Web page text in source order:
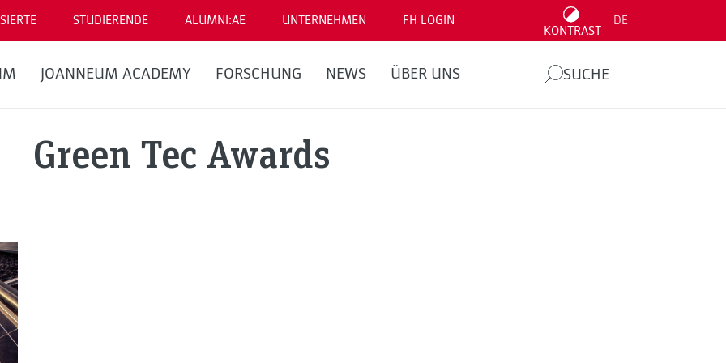
STUDIERENDE ALUMNI:AE UNTERNEHMEN FH LOGIN
KONTRAST
DE
JOANNEUM ACADEMY FORSCHUNG NEWS ÜBER UNS SUCHE
Green Tec Awards